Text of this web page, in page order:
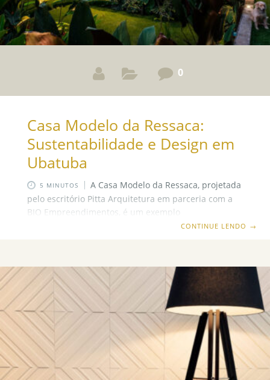
0
Casa Modelo da Ressaca:
Sustentabilidade e Design em
Ubatuba
5 MINUTOS
A Casa Modelo da Ressaca, projetada
pelo escritório Pitta Arquitetura em parceria com a
BIO Empreendimentos, é um exemplo
impressionante de como a arquitetura pode se
paraísos naturais mais preservados do Brasil, a casa
é um modelo para construções futuras e um
exemplo de como a sustentabilidade pode ser
aplicada na prática. Vamos explorar as
características e as inovações que tornam este
projeto único. Um Projeto Integrado ao Ambiente
CONTINUE LENDO →